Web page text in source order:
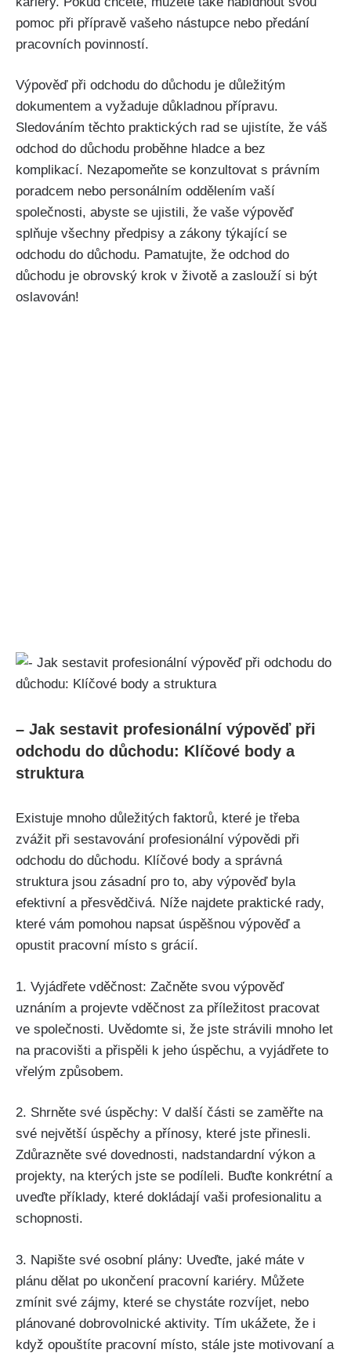
pomoc při přípravě vašeho nástupce nebo předání
pracovních povinností.
Výpověď při odchodu do důchodu ‌je důležitým
dokumentem a vyžaduje důkladnou přípravu.
⁤Sledováním těchto praktických rad se ujistíte, že váš
odchod ‌do ​důchodu proběhne‌ hladce a bez
komplikací. Nezapomeňte se konzultovat s právním
poradcem ⁢nebo personálním ⁢oddělením vaší
společnosti, abyste ⁢se ujistili, že vaše výpověď
splňuje všechny předpisy a ⁣zákony ‍týkající se
odchodu do ‍důchodu. Pamatujte, že⁣ odchod⁢ do
důchodu je obrovský krok v⁢ životě⁣ a⁤ zaslouží si být
oslavován!
– Jak ‌sestavit profesionální výpověď při
odchodu​ do​ důchodu: Klíčové body a
struktura
Existuje mnoho důležitých ⁢faktorů, které⁢ je třeba‌
zvážit​ při sestavování profesionální výpovědi při
odchodu do důchodu. Klíčové body a ‍správná
struktura jsou zásadní ⁤pro to,‌ aby výpověď byla
efektivní a ⁣přesvědčivá. Níže najdete praktické rady,
které vám pomohou napsat ⁤úspěšnou výpověď ​a
opustit pracovní místo s grácií.
1. Vyjádřete vděčnost: Začněte ​svou výpověď
uznáním a ⁤projevte vděčnost ⁣za příležitost pracovat
ve společnosti.​ Uvědomte ​si, že jste⁤ strávili mnoho let
na pracovišti a přispěli ⁤k jeho úspěchu, ⁣a vyjádřete⁢ to⁣
vřelým způsobem.
2.‍ Shrněte‍ své úspěchy: V další části se zaměřte na
své největší ⁤úspěchy a přínosy, které⁤ jste ⁢přinesli.
Zdůrazněte své dovednosti, nadstandardní výkon a
projekty, na kterých jste se ​podíleli. Buďte konkrétní a
uveďte příklady, ⁢které dokládají vaši profesionalitu a
schopnosti.
3.⁢ Napište ‌své osobní plány: ‌Uveďte, jaké máte ⁣v
plánu dělat po ukončení pracovní ​kariéry. Můžete
zmínit své zájmy, které se chystáte rozvíjet, nebo
plánované dobrovolnické aktivity. Tím ⁤ukážete, že i​
když opouštíte ​pracovní ​místo, stále ⁢jste⁢ motivovaní a